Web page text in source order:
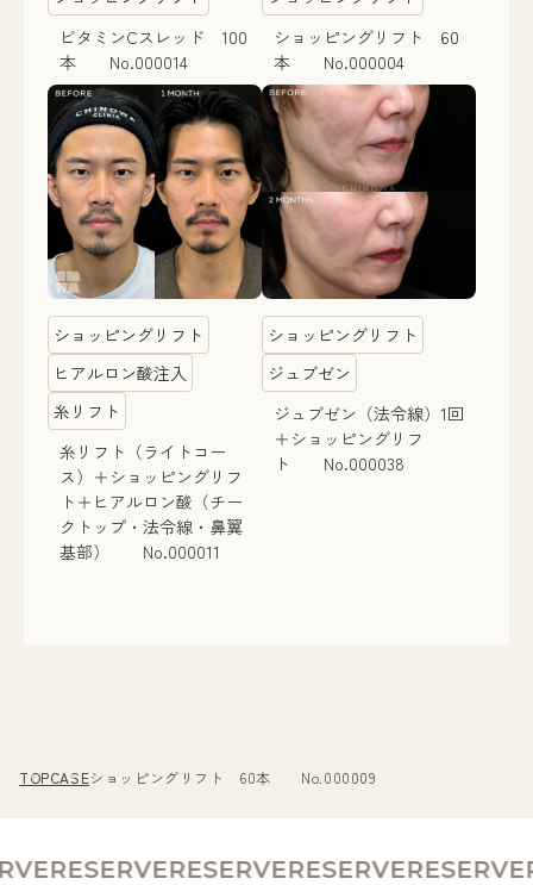
ビタミンCスレッド 100
本 No.000014
ショッピングリフト 60
本 No.000004
ショッピングリフト
ヒアルロン酸注入
糸リフト
糸リフト（ライトコー
ス）＋ショッピングリフ
ト＋ヒアルロン酸（チー
クトップ・法令線・鼻翼
基部） No.000011
ショッピングリフト
ジュブゼン
ジュブゼン（法令線）1回
＋ショッピングリフ
ト No.000038
TOPCASEショッピングリフト 60本 No.000009
RESERVERESERVERESERVERESERVE